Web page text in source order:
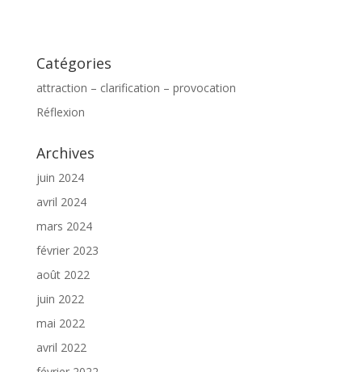
Catégories
attraction – clarification – provocation
Réflexion
Archives
juin 2024
avril 2024
mars 2024
février 2023
août 2022
juin 2022
mai 2022
avril 2022